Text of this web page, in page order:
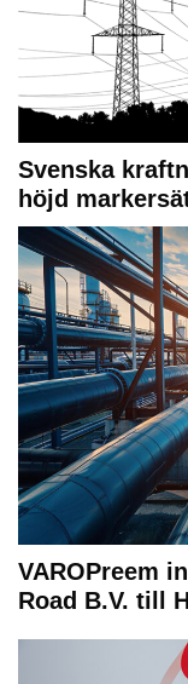
Svenska
höjd
VAROPreem
Road B.V. till